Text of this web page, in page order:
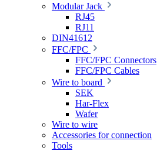
Modular Jack
RJ45
RJ11
DIN41612
FFC/FPC
FFC/FPC Connectors
FFC/FPC Cables
Wire to board
SEK
Har-Flex
Wafer
Wire to wire
Accessories for connection
Tools